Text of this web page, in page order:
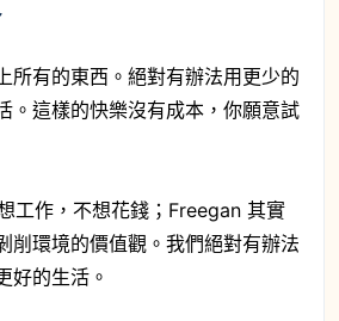
所有的東西。絕對有辦法用更少的
。這樣的快樂沒有成本，你願意試
工作，不想花錢；Freegan 其實
削環境的價值觀。我們絕對有辦法
好的生活。